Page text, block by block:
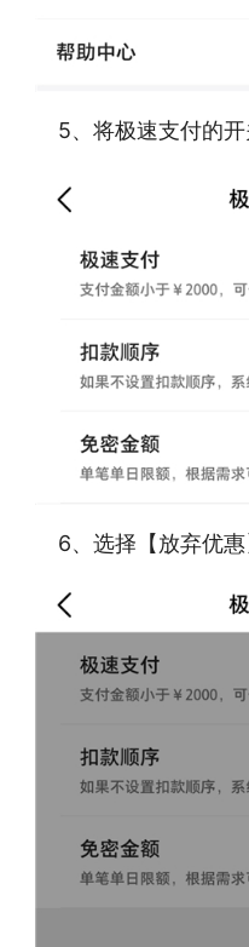
5、将极速支付的开
6、选择【放弃优惠